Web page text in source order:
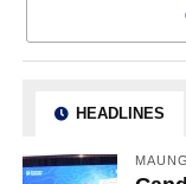
HEADLINES